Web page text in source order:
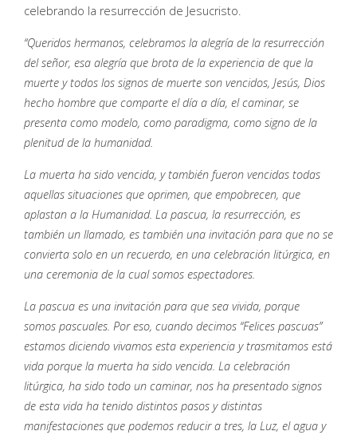
celebrando la resurrección de Jesucristo.
“Queridos hermanos, celebramos la alegría de la resurrección
del señor, esa alegría que brota de la experiencia de que la
muerte y todos los signos de muerte son vencidos, Jesús, Dios
hecho hombre que comparte el día a día, el caminar, se
presenta como modelo, como paradigma, como signo de la
plenitud de la humanidad.
La muerta ha sido vencida, y también fueron vencidas todas
aquellas situaciones que oprimen, que empobrecen, que
aplastan a la Humanidad. La pascua, la resurrección, es
también un llamado, es también una invitación para que no se
convierta solo en un recuerdo, en una celebración litúrgica, en
una ceremonia de la cual somos espectadores.
La pascua es una invitación para que sea vivida, porque
somos pascuales. Por eso, cuando decimos “Felices pascuas”
estamos diciendo vivamos esta experiencia y trasmitamos está
vida porque la muerta ha sido vencida. La celebración
litúrgica, ha sido todo un caminar, nos ha presentado signos
de esta vida ha tenido distintos pasos y distintas
manifestaciones que podemos reducir a tres, la Luz, el agua y